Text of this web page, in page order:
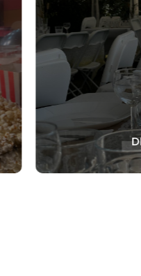
DÉCOUVRIR